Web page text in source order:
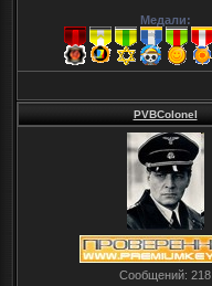
Медали:
PVBColonel
Сообщений: 218